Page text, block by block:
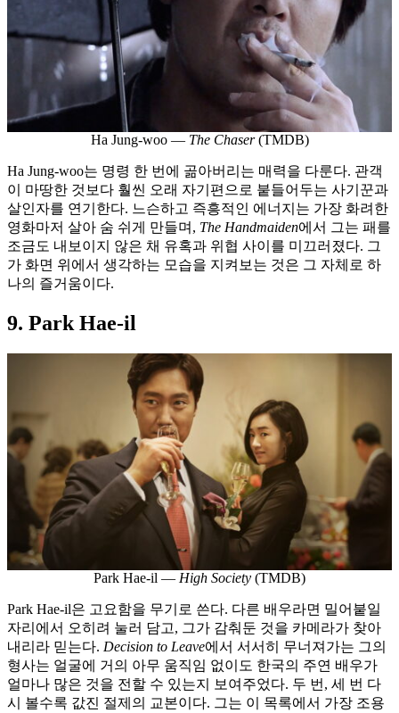
Ha Jung-woo — The Chaser(TMDB)
Ha Jung-woo는 명령 한 번에 곪아버리는 매력을 다룬다. 관객
이 마땅한 것보다 훨씬 오래 자기편으로 붙들어두는 사기꾼과
살인자를 연기한다. 느슨하고 즉흥적인 에너지는 가장 화려한
영화마저 살아 숨 쉬게 만들며, The Handmaiden에서 그는 패를
조금도 내보이지 않은 채 유혹과 위협 사이를 미끄러졌다. 그
가 화면 위에서 생각하는 모습을 지켜보는 것은 그 자체로 하
나의 즐거움이다.
9. Park Hae-il
Park Hae-il — High Society (TMDB)
Park Hae-il은 고요함을 무기로 쓴다. 다른 배우라면 밀어붙일
자리에서 오히려 눌러 담고, 그가 감춰둔 것을 카메라가 찾아
내리라 믿는다. Decision to Leave에서 서서히 무너져가는 그의
형사는 얼굴에 거의 아무 움직임 없이도 한국의 주연 배우가
얼마나 많은 것을 전할 수 있는지 보여주었다. 두 번, 세 번 다
시 볼수록 값진 절제의 교본이다. 그는 이 목록에서 가장 조용